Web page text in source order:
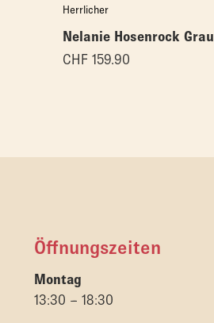
Herrlicher
Nelanie Hosenrock Grau
CHF159.90
Öffnungszeiten
Montag
13:30 – 18:30